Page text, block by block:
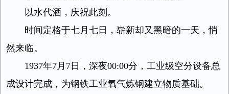
以水代酒，庆祝此刻。
时间定格于七月七日，崭新却又黑暗的一天，悄
然来临。
1937年7月7日，深夜00:00分，工业级空分设备总
成设计完成，为钢铁工业氧气炼钢建立物质基础。